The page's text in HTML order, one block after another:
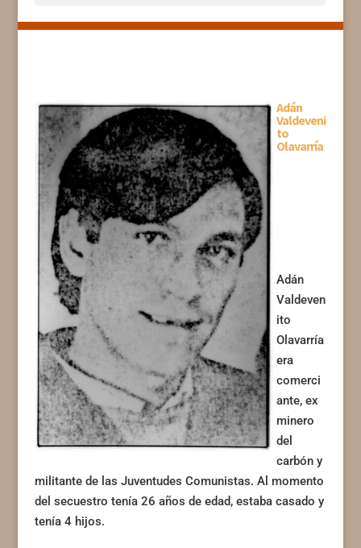
Adán
Valdeveni
to
Olavarría
Adán
Valdeven
ito
Olavarría
era
comerci
ante, ex
minero
del
carbón y
militante de las Juventudes Comunistas. Al momento
del secuestro tenía 26 años de edad, estaba casado y
tenía 4 hijos.